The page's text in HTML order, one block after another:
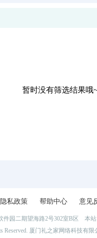
暂时没有筛选结果哦
隐私政策 帮助中心 意见
件园二期望海路2号302室B区 本
Reserved. 厦门礼之家网络科技